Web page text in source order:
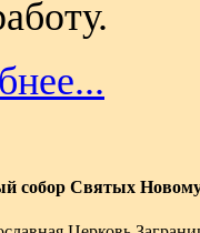
собор Святых